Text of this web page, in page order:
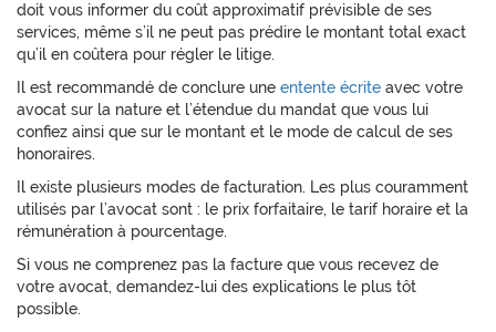
doit vous informer du coût approximatif prévisible de ses
services, même s’il ne peut pas prédire le montant total exact
qu’il en coûtera pour régler le litige.
Il est recommandé de conclure une entente écrite avec votre
avocat sur la nature et l’étendue du mandat que vous lui
confiez ainsi que sur le montant et le mode de calcul de ses
honoraires.
Il existe plusieurs modes de facturation. Les plus couramment
utilisés par l’avocat sont : le prix forfaitaire, le tarif horaire et la
rémunération à pourcentage.
Si vous ne comprenez pas la facture que vous recevez de
votre avocat, demandez-lui des explications le plus tôt
possible.